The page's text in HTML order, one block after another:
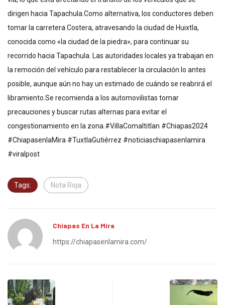
dirigen hacia Tapachula.Como alternativa, los conductores deben
tomar la carretera Costera, atravesando la ciudad de Huixtla,
conocida como «la ciudad de la piedra», para continuar su
recorrido hacia Tapachula. Las autoridades locales ya trabajan en
la remoción del vehículo para restablecer la circulación lo antes
posible, aunque aún no hay un estimado de cuándo se reabrirá el
libramiento.Se recomienda a los automovilistas tomar
precauciones y buscar rutas alternas para evitar el
congestionamiento en la zona.#VillaComaltitlan #Chiapas2024
#ChiapasenlaMira #TuxtlaGutiérrez #noticiaschiapasenlamira
#viralpost
Tags: Nota Roja
Chiapas En La Mira
https://chiapasenlamira.com/